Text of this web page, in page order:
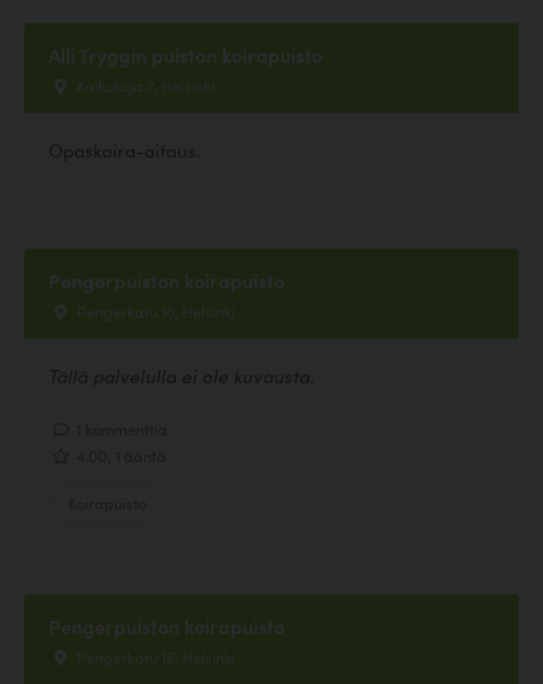
Alli Tryggin puiston koirapuisto
Kaikukuja 7, Helsinki
Opaskoira-aitaus.
Pengerpuiston koirapuisto
Pengerkatu 16, Helsinki
Tällä palvelulla ei ole kuvausta.
Pengerpuiston koirapuisto
Pengerkatu 16, Helsinki